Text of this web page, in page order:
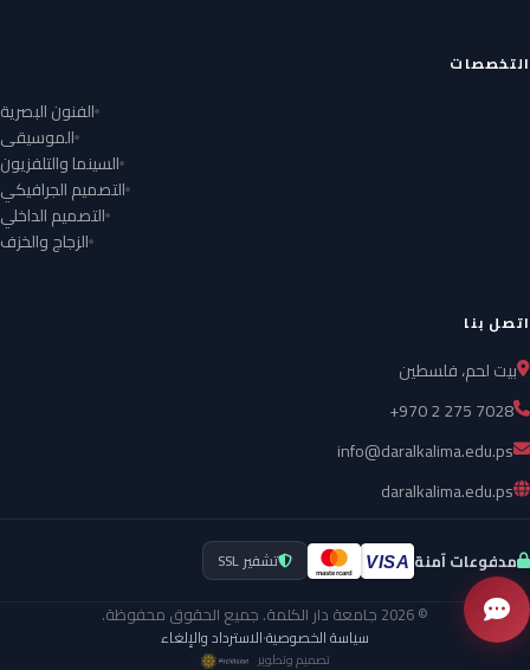
التخصصات
الفنون البصرية
الموسيقى
السينما والتلفزيون
التصميم الجرافيكي
التصميم الداخلي
الزجاج والخزف
اتصل بنا
بيت لحم، فلسطين
+970 2 275 7028
info@daralkalima.edu.ps
daralkalima.edu.ps
مدفوعات آمنة VISA
mastercard تشفير SSL
© 2026 جامعة دار الكلمة. جميع الحقوق محفوظة.
سياسة الخصوصية·الاسترداد والإلغاء
تصميم وتطوير